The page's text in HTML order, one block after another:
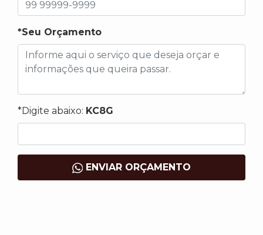
*Seu Orçamento
*Digite abaixo: KC8G
ENVIAR ORÇAMENTO